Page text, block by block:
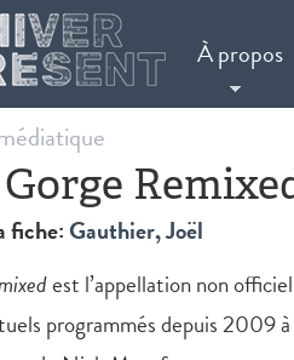
À propos
fiche:Gauthier, Joël
est l’appellation non
programmés depuis 2009